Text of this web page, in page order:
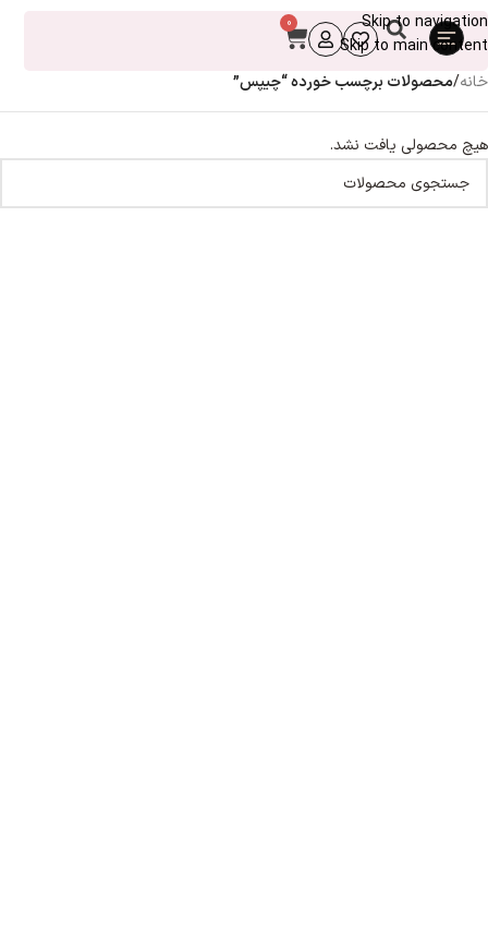
Skip to navigation
Skip to main content
0
خانه/محصولات برچسب خورده “چیپس”
هیچ محصولی یافت نشد.